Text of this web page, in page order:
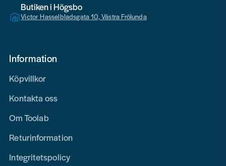
Butiken i Högsbo
Victor Hasselbladsgata 10, Västra Frölunda
Information
Köpvillkor
Kontakta oss
Om Toolab
Returinformation
Integritetspolicy